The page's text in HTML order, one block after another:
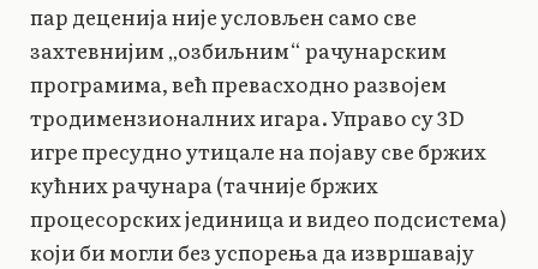
пар деценија није условљен само све
захтевнијим „озбиљним“ рачунарским
програмима, већ превасходно развојем
тродимензионалних игара. Управо су 3D
игре пресудно утицале на појаву све бржих
кућних рачунара (тачније бржих
процесорских јединица и видео подсистема)
који би могли без успорења да извршавају